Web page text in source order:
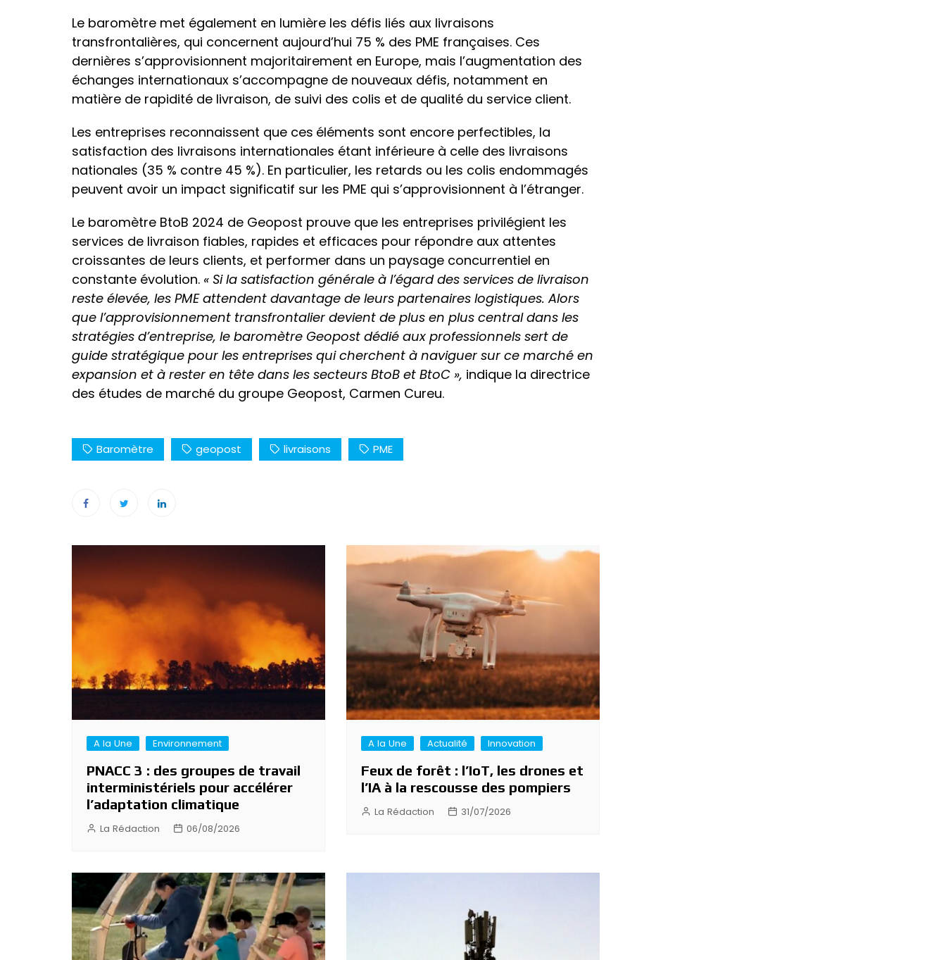
Le baromètre met également en lumière les défis liés aux livraisons
transfrontalières, qui concernent aujourd’hui 75 % des PME françaises. Ces
dernières s’approvisionnent majoritairement en Europe, mais l’augmentation des
échanges internationaux s’accompagne de nouveaux défis, notamment en
matière de rapidité de livraison, de suivi des colis et de qualité du service client.
Les entreprises reconnaissent que ces éléments sont encore perfectibles, la
satisfaction des livraisons internationales étant inférieure à celle des livraisons
nationales (35 % contre 45 %). En particulier, les retards ou les colis endommagés
peuvent avoir un impact significatif sur les PME qui s’approvisionnent à l’étranger.
Le baromètre BtoB 2024 de Geopost prouve que les entreprises privilégient les
services de livraison fiables, rapides et efficaces pour répondre aux attentes
croissantes de leurs clients, et performer dans un paysage concurrentiel en
constante évolution. « Si la satisfaction générale à l’égard des services de livraison
reste élevée, les PME attendent davantage de leurs partenaires logistiques. Alors
que l’approvisionnement transfrontalier devient de plus en plus central dans les
stratégies d’entreprise, le baromètre Geopost dédié aux professionnels sert de
guide stratégique pour les entreprises qui cherchent à naviguer sur ce marché en
expansion et à rester en tête dans les secteurs BtoB et BtoC », indique la directrice
des études de marché du groupe Geopost, Carmen Cureu.
Baromètre geopost livraisons PME
de
l’article
A la Une Environnement
PNACC 3 : des groupes de travail
interministériels pour accélérer
l’adaptation climatique
La Rédaction 06/08/2026
A la Une Actualité Innovation
Feux de forêt : l’IoT, les drones et
l’IA à la rescousse des pompiers
La Rédaction 31/07/2026